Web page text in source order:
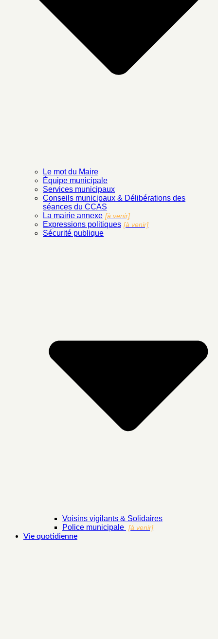
Le mot du Maire
Équipe municipale
Services municipaux
Conseils municipaux & Délibérations des
séances du CCAS
La mairie annexe [à venir]
Expressions politiques [à venir]
Sécurité publique
Voisins vigilants & Solidaires
Police municipale [à venir]
Vie quotidienne